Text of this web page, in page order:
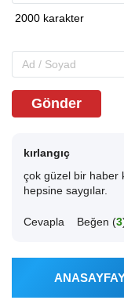
Gönder
kırlangıç
çok güzel bir haber
hepsine saygılar.
Cevapla Beğen (3